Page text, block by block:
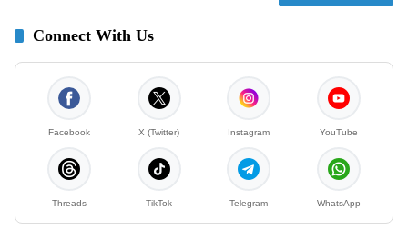
Connect With Us
Facebook X (Twitter) Instagram YouTube
Threads TikTok Telegram WhatsApp